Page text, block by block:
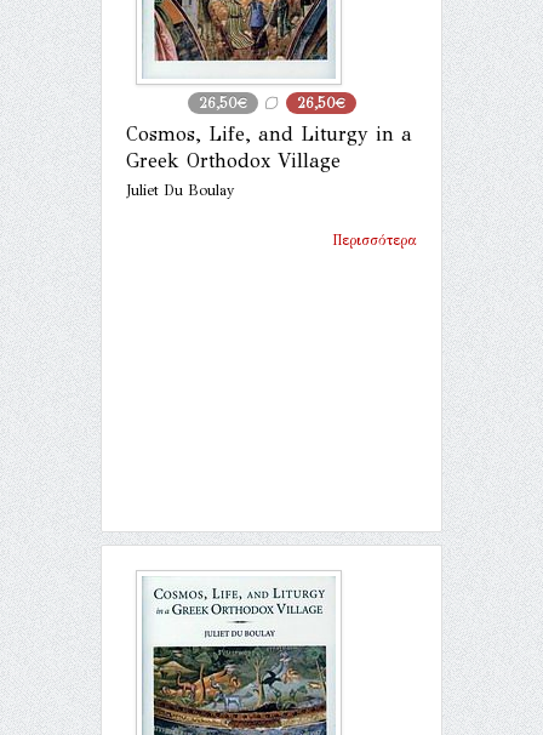
26,50€ 26,50€
Cosmos, Life, and Liturgy in a
Greek Orthodox Village
Juliet Du Boulay
Περισσότερα